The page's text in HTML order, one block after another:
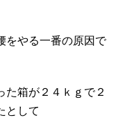
をやる一番の原因で
た箱が２４ｋｇで２
として